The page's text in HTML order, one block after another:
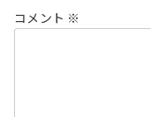
コメント ※